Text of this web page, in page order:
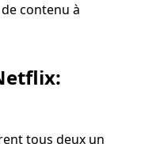
contenu à
tous deux un